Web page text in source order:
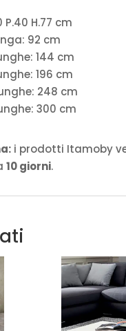
H.77 cm
92 cm
144 cm
196 cm
248 cm
300 cm
i prodotti Itamoby
10 giorni.